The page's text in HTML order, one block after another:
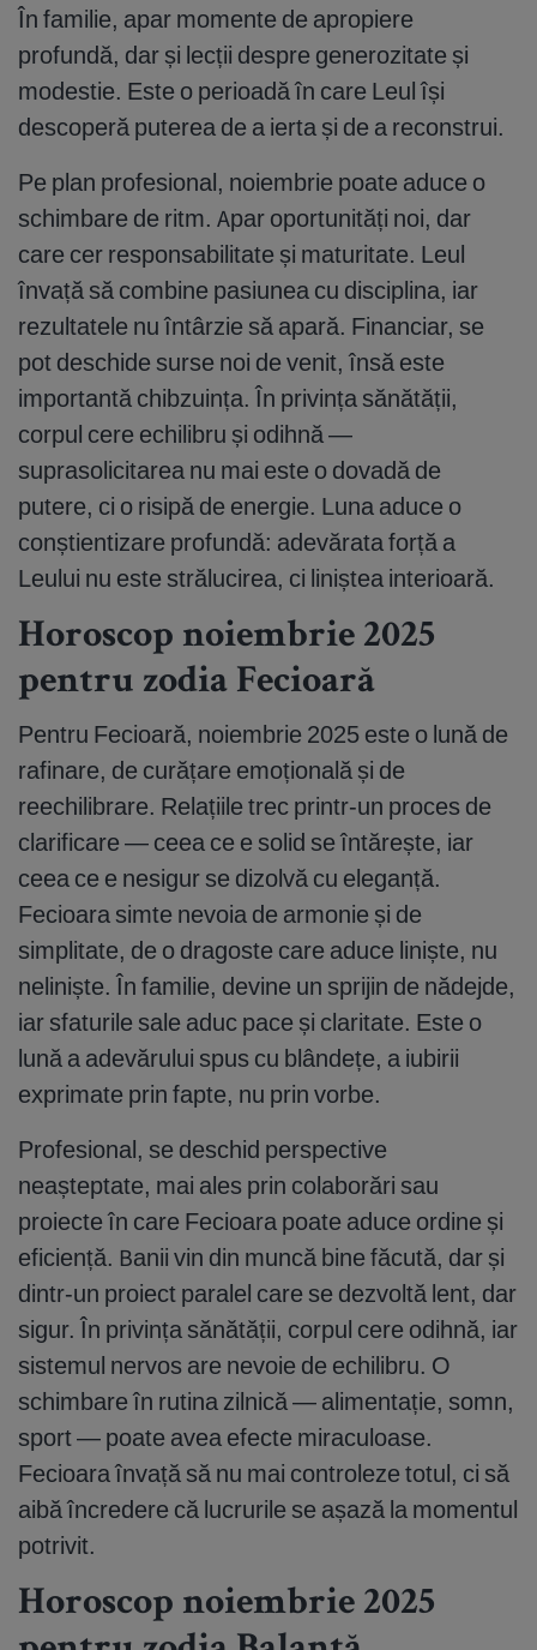
În familie, apar momente de apropiere
profundă, dar și lecții despre generozitate și
modestie. Este o perioadă în care Leul își
descoperă puterea de a ierta și de a reconstrui.
Pe plan profesional, noiembrie poate aduce o
schimbare de ritm. Apar oportunități noi, dar
care cer responsabilitate și maturitate. Leul
învață să combine pasiunea cu disciplina, iar
rezultatele nu întârzie să apară. Financiar, se
pot deschide surse noi de venit, însă este
importantă chibzuința. În privința sănătății,
corpul cere echilibru și odihnă —
suprasolicitarea nu mai este o dovadă de
putere, ci o risipă de energie. Luna aduce o
conștientizare profundă: adevărata forță a
Leului nu este strălucirea, ci liniștea interioară.
Horoscop noiembrie 2025
pentru zodia Fecioară
Pentru Fecioară, noiembrie 2025 este o lună de
rafinare, de curățare emoțională și de
reechilibrare. Relațiile trec printr-un proces de
clarificare — ceea ce e solid se întărește, iar
ceea ce e nesigur se dizolvă cu eleganță.
Fecioara simte nevoia de armonie și de
simplitate, de o dragoste care aduce liniște, nu
neliniște. În familie, devine un sprijin de nădejde,
iar sfaturile sale aduc pace și claritate. Este o
lună a adevărului spus cu blândețe, a iubirii
exprimate prin fapte, nu prin vorbe.
Profesional, se deschid perspective
neașteptate, mai ales prin colaborări sau
proiecte în care Fecioara poate aduce ordine și
eficiență. Banii vin din muncă bine făcută, dar și
dintr-un proiect paralel care se dezvoltă lent, dar
sigur. În privința sănătății, corpul cere odihnă, iar
sistemul nervos are nevoie de echilibru. O
schimbare în rutina zilnică — alimentație, somn,
sport — poate avea efecte miraculoase.
Fecioara învață să nu mai controleze totul, ci să
aibă încredere că lucrurile se așază la momentul
potrivit.
Horoscop noiembrie 2025